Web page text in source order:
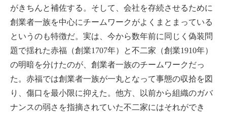
がきちんと補佐する。そして、会社を存続させるために
創業者一族を中心にチームワークがよくまとまっている
というのも特徴だ。実は、今から数年前に同じく偽装問
題で揺れた赤福（創業1707年）と不二家（創業1910年）
の明暗を分けたのが、創業者一族のチームワークだっ
た。赤福では創業者一族が一丸となって事態の収拾を図
り、傷口を最小限に抑えた。他方、以前から組織のガバ
ナンスの弱さを指摘されていた不二家にはそれができ